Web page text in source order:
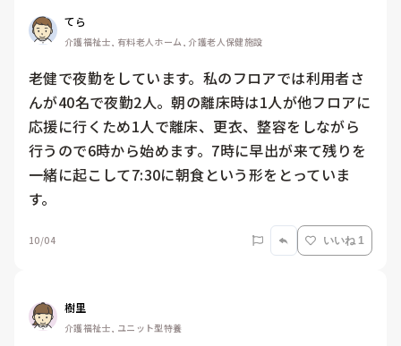
てら
介護福祉士, 有料老人ホーム, 介護老人保健施設
老健で夜勤をしています。私のフロアでは利用者さ
んが40名で夜勤2人。朝の離床時は1人が他フロアに
応援に行くため1人で離床、更衣、整容をしながら
行うので6時から始めます。7時に早出が来て残りを
一緒に起こして7:30に朝食という形をとっていま
す。
10/04 いいね 1
樹里
介護福祉士, ユニット型特養